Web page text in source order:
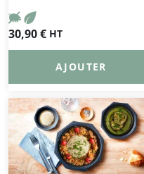
30,90€ HT
AJOUTER